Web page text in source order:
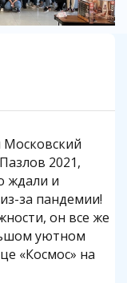
2021,
ждали и
за пандемии!
он все же
уютном
«Космос» на